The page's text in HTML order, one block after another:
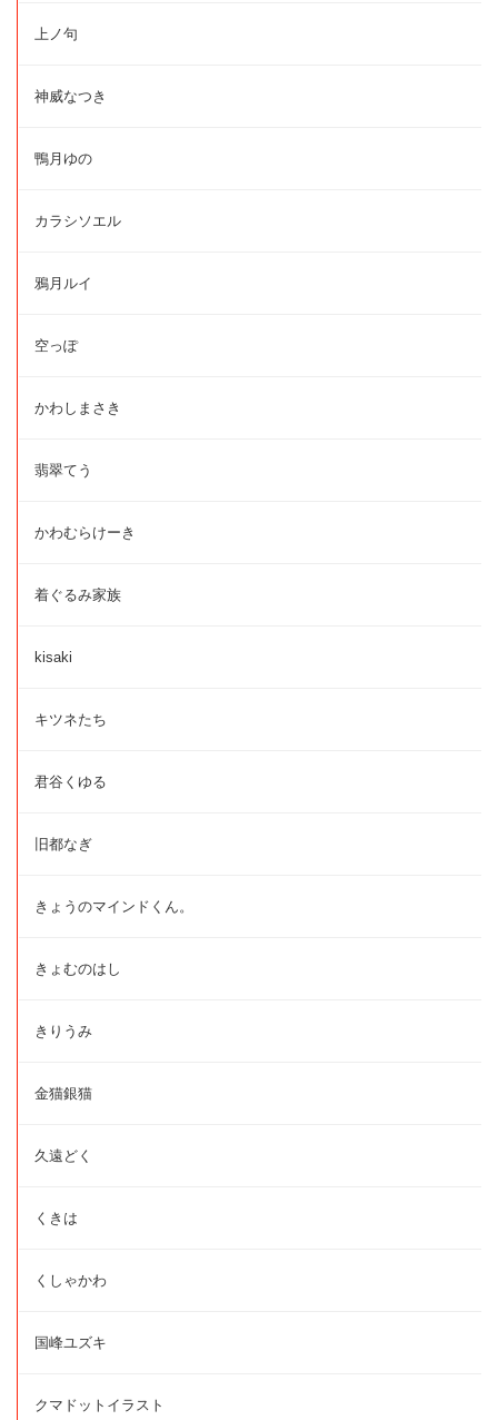
上ノ句
神威なつき
鴨月ゆの
カラシソエル
鴉月ルイ
空っぽ
かわしまさき
翡翠てう
かわむらけーき
着ぐるみ家族
kisaki
キツネたち
君谷くゆる
旧都なぎ
きょうのマインドくん。
きょむのはし
きりうみ
金猫銀猫
久遠どく
くきは
くしゃかわ
国峰ユズキ
クマドットイラスト